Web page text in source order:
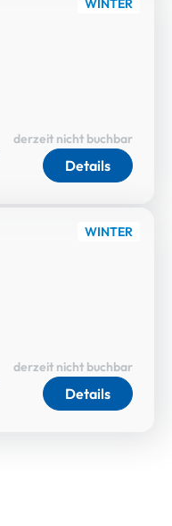
WINTER
Details
derzeit nicht buchbar
WINTER
Details
derzeit nicht buchbar